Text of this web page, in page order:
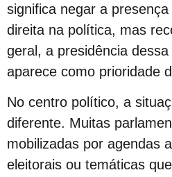
60+
significa negar a
direita na política, mas
geral, a presidência
aparece como prioridade
No centro político, a
diferente. Muitas
mobilizadas por agendas
eleitorais ou temáticas